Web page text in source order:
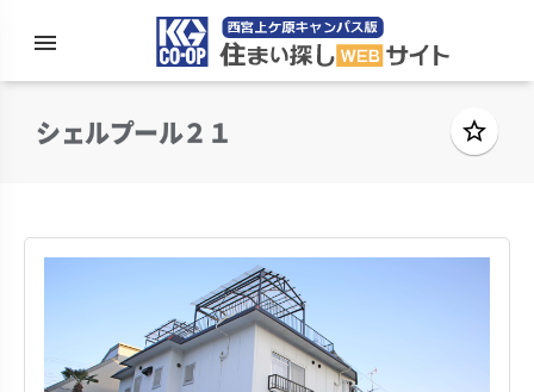
menu
シェルプール２１ star_border